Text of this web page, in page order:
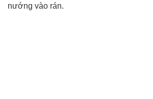
nướng vào rán.